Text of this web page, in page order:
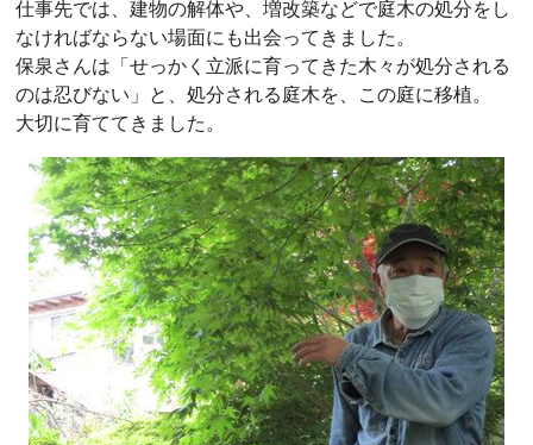
仕事先では、建物の解体や、増改築などで庭木の処分をし
なければならない場面にも出会ってきました。
保泉さんは「せっかく立派に育ってきた木々が処分される
のは忍びない」と、処分される庭木を、この庭に移植。
大切に育ててきました。